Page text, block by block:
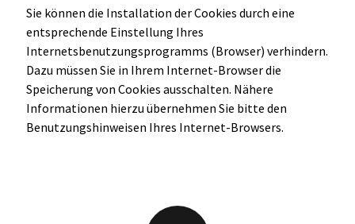
Sie können die Installation der Cookies durch eine
entsprechende Einstellung Ihres
Internetsbenutzungsprogramms (Browser) verhindern.
Dazu müssen Sie in Ihrem Internet-Browser die
Speicherung von Cookies ausschalten. Nähere
Informationen hierzu übernehmen Sie bitte den
Benutzungshinweisen Ihres Internet-Browsers.